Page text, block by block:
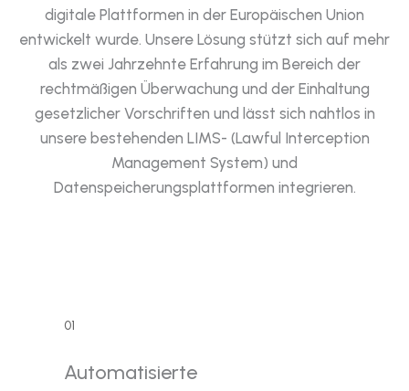
digitale Plattformen in der Europäischen Union
entwickelt wurde. Unsere Lösung stützt sich auf mehr
als zwei Jahrzehnte Erfahrung im Bereich der
rechtmäßigen Überwachung und der Einhaltung
gesetzlicher Vorschriften und lässt sich nahtlos in
unsere bestehenden LIMS- (Lawful Interception
Management System) und
Datenspeicherungsplattformen integrieren.
01
Automatisierte